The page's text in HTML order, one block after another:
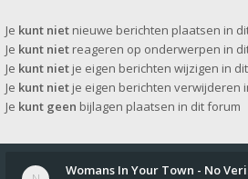
Je kunt niet nieuwe berichten plaatsen in
Je kunt niet reageren op onderwerpen in
Je kunt niet je eigen berichten wijzigen in
Je kunt niet je eigen berichten verwijderen
Je kunt geen bijlagen plaatsen in dit forum
Womans In Your Town - No